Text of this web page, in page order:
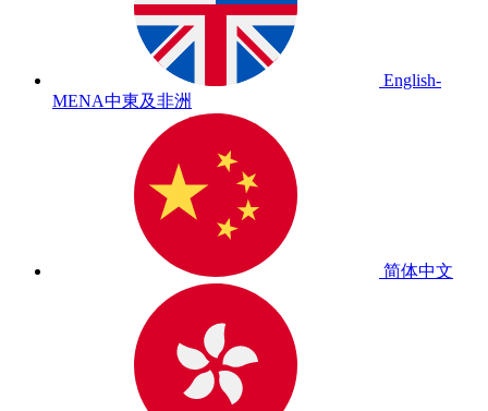
English-
MENA中東及非洲
简体中文